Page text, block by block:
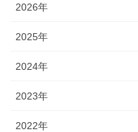
2026年
2025年
2024年
2023年
2022年